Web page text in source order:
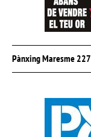
Pànxing Maresme 227